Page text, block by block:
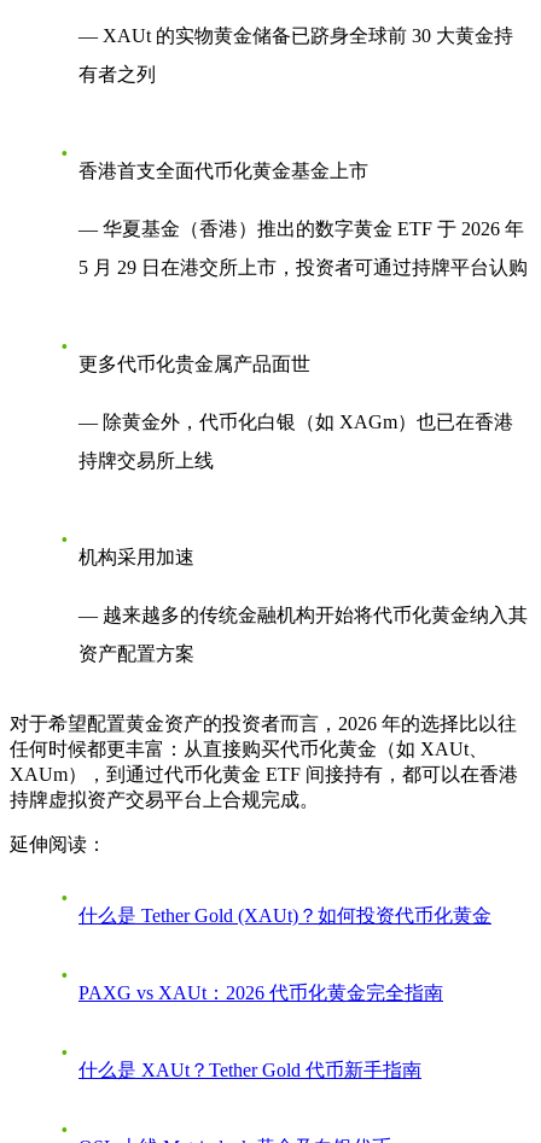
— XAUt 的实物黄金储备已跻身全球前 30 大黄金持
有者之列
香港首支全面代币化黄金基金上市
— 华夏基金（香港）推出的数字黄金 ETF 于 2026 年
5 月 29 日在港交所上市，投资者可通过持牌平台认购
更多代币化贵金属产品面世
— 除黄金外，代币化白银（如 XAGm）也已在香港
持牌交易所上线
机构采用加速
— 越来越多的传统金融机构开始将代币化黄金纳入其
资产配置方案
对于希望配置黄金资产的投资者而言，2026 年的选择比以往
任何时候都更丰富：从直接购买代币化黄金（如 XAUt、
XAUm），到通过代币化黄金 ETF 间接持有，都可以在香港
持牌虚拟资产交易平台上合规完成。
延伸阅读：
什么是 Tether Gold (XAUt)？如何投资代币化黄金
PAXG vs XAUt：2026 代币化黄金完全指南
什么是 XAUt？Tether Gold 代币新手指南